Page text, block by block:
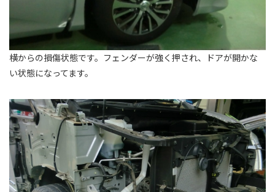
横からの損傷状態です。フェンダーが強く押され、ドアが開かな
い状態になってます。